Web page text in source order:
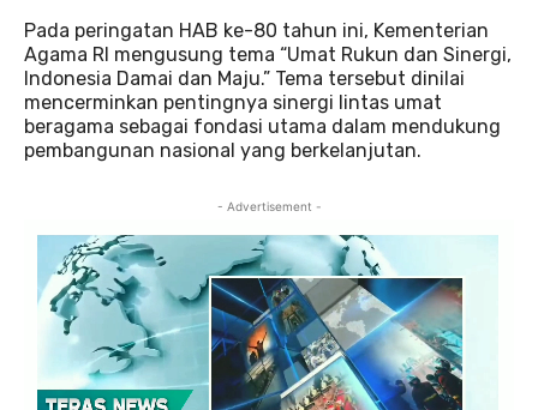
Pada peringatan HAB ke-80 tahun ini, Kementerian
Agama RI mengusung tema “Umat Rukun dan Sinergi,
Indonesia Damai dan Maju.” Tema tersebut dinilai
mencerminkan pentingnya sinergi lintas umat
beragama sebagai fondasi utama dalam mendukung
pembangunan nasional yang berkelanjutan.
- Advertisement -